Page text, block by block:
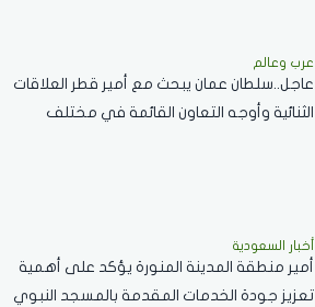
عرب وعالم
عاجل..سلطان عمان يبحث مع أمير قطر العلاقات
الثنائية وأوجه التعاون القائمة في مختلف
أخبار السعودية
أمير منطقة المدينة المنورة يؤكد على أهمية
تعزيز جودة الخدمات المقدمة بالمسجد النبوي